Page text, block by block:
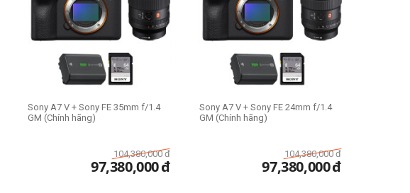
Sony A7 V + Sony FE 35mm f/1.4
GM (Chính hãng)
104,380,000 đ
97,380,000đ
Sony A7 V + Sony FE 24mm f/1.4
GM (Chính hãng)
104,380,000 đ
97,380,000đ